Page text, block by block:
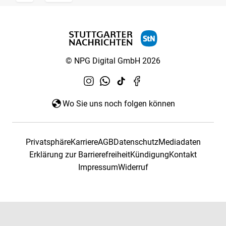
© NPG Digital GmbH 2026
Wo Sie uns noch folgen können
PrivatsphäreKarriereAGBDatenschutzMediadaten
Erklärung zur BarrierefreiheitKündigungKontakt
ImpressumWiderruf